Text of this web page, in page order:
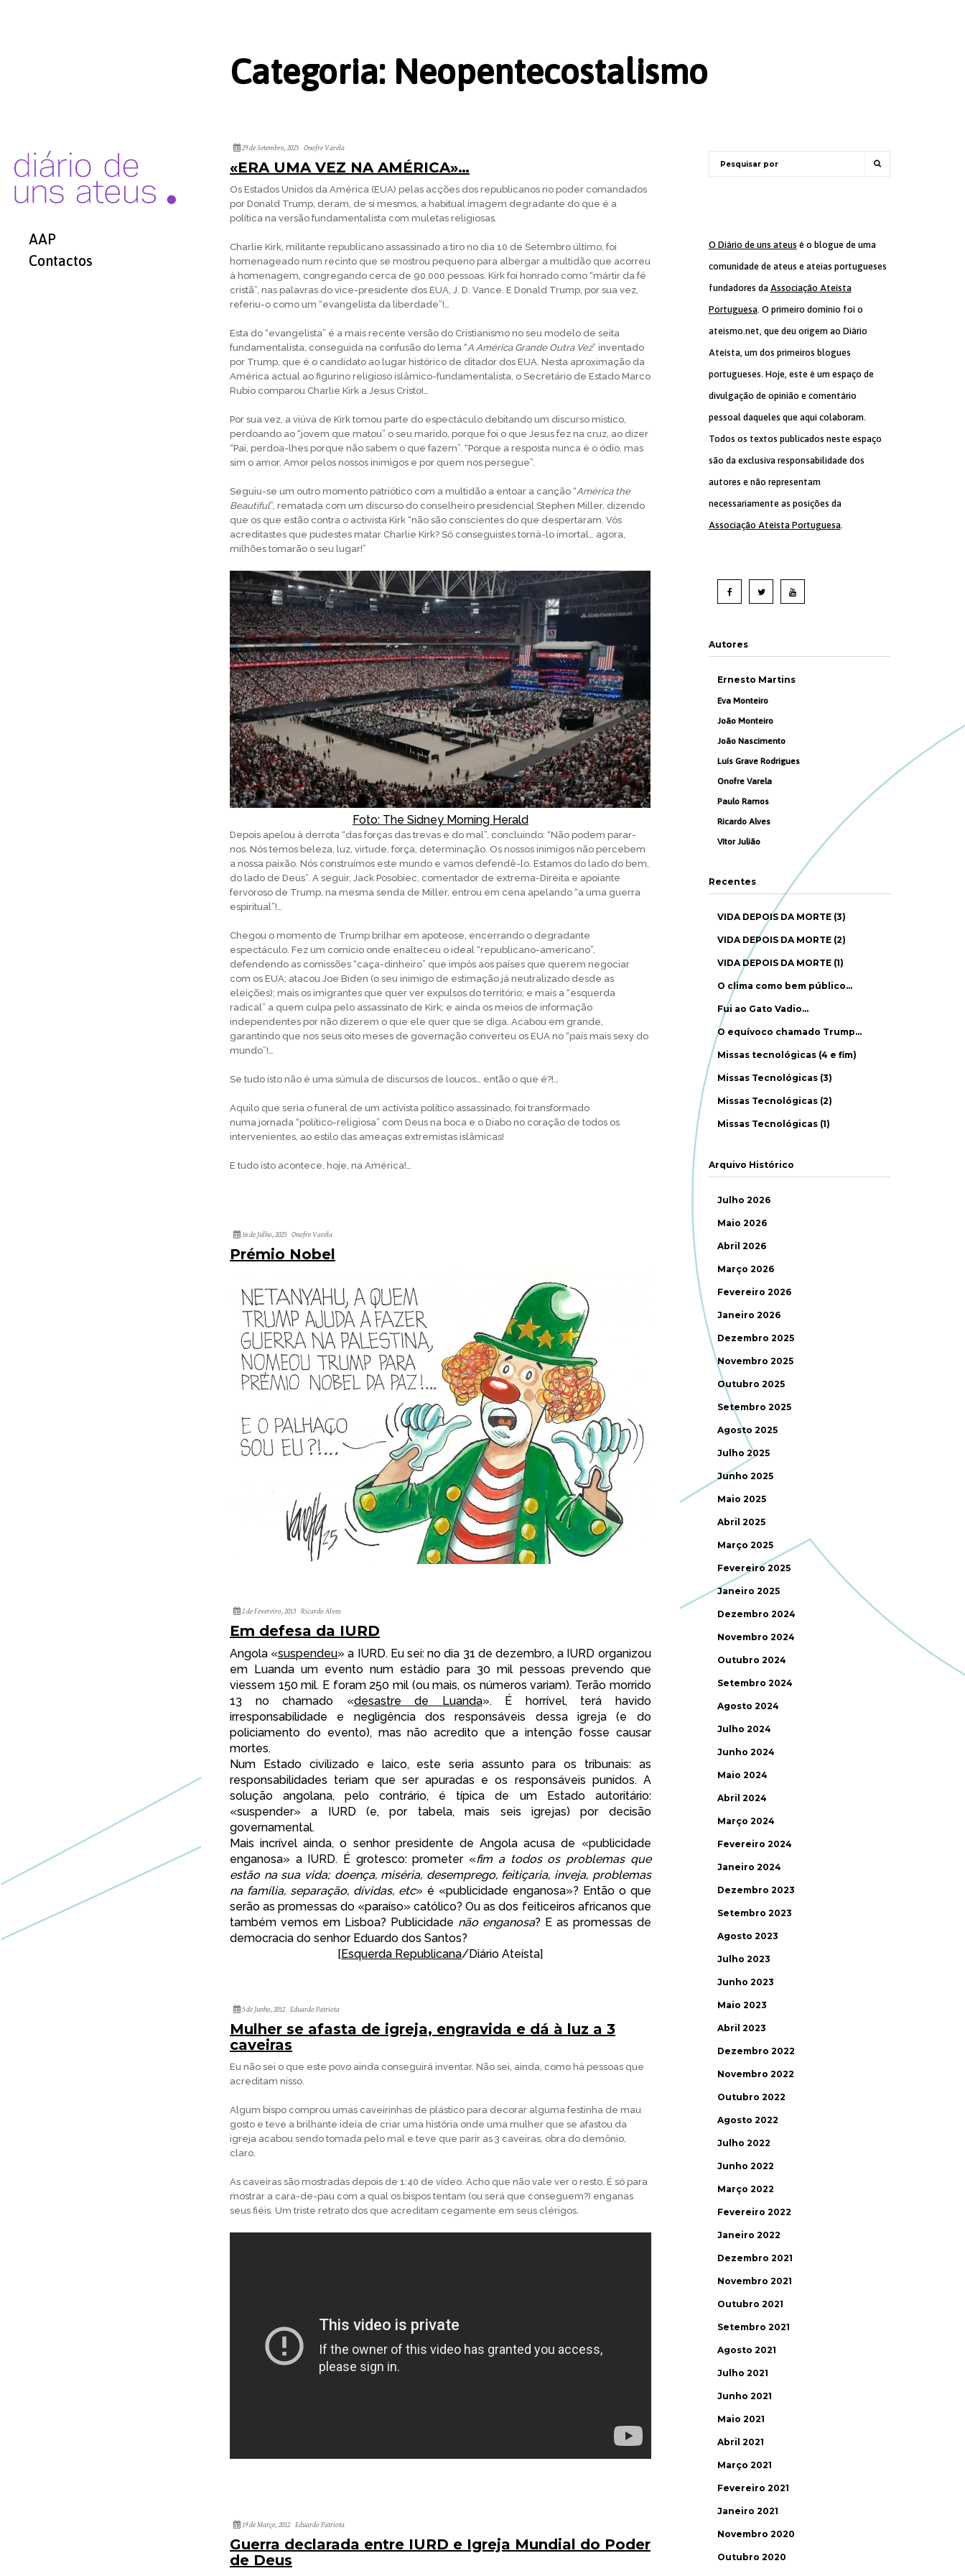
AAP
Contactos
Categoria: Neopentecostalismo
29 de Setembro, 2025 Onofre Varela
«ERA UMA VEZ NA AMÉRICA»…
Os Estados Unidos da América (EUA) pelas acções dos republicanos no poder comandados
por Donald Trump, deram, de si mesmos, a habitual imagem degradante do que é a
política na versão fundamentalista com muletas religiosas.
Charlie Kirk, militante republicano assassinado a tiro no dia 10 de Setembro último, foi
homenageado num recinto que se mostrou pequeno para albergar a multidão que acorreu
à homenagem, congregando cerca de 90.000 pessoas. Kirk foi honrado como “mártir da fé
cristã”, nas palavras do vice-presidente dos EUA, J. D. Vance. E Donald Trump, por sua vez,
referiu-o como um “evangelista da liberdade”!…
Esta do “evangelista” é a mais recente versão do Cristianismo no seu modelo de seita
fundamentalista, conseguida na confusão do lema “A América Grande Outra Vez” inventado
por Trump, que é o candidato ao lugar histórico de ditador dos EUA. Nesta aproximação da
América actual ao figurino religioso islâmico-fundamentalista, o Secretário de Estado Marco
Rubio comparou Charlie Kirk a Jesus Cristo!…
Por sua vez, a viúva de Kirk tomou parte do espectáculo debitando um discurso místico,
perdoando ao “jovem que matou” o seu marido, porque foi o que Jesus fez na cruz, ao dizer
“Pai, perdoa-lhes porque não sabem o que fazem”. “Porque a resposta nunca é o ódio, mas
sim o amor. Amor pelos nossos inimigos e por quem nos persegue”.
Seguiu-se um outro momento patriótico com a multidão a entoar a canção “América the
Beautiful”, rematada com um discurso do conselheiro presidencial Stephen Miller, dizendo
que os que estão contra o activista Kirk “não são conscientes do que despertaram. Vós
acreditastes que pudestes matar Charlie Kirk? Só conseguistes torná-lo imortal… agora,
milhões tomarão o seu lugar!”
Foto: The Sidney Morning Herald
Depois apelou à derrota “das forças das trevas e do mal”, concluindo: “Não podem parar-
nos. Nós temos beleza, luz, virtude, força, determinação. Os nossos inimigos não percebem
a nossa paixão. Nós construímos este mundo e vamos defendê-lo. Estamos do lado do bem,
do lado de Deus”. A seguir, Jack Posobiec, comentador de extrema-Direita e apoiante
fervoroso de Trump, na mesma senda de Miller, entrou em cena apelando “a uma guerra
espiritual”!…
Chegou o momento de Trump brilhar em apoteose, encerrando o degradante
espectáculo. Fez um comício onde enalteceu o ideal “republicano-americano”,
defendendo as comissões “caça-dinheiro” que impôs aos países que querem negociar
com os EUA; atacou Joe Biden (o seu inimigo de estimação já neutralizado desde as
eleições); mais os imigrantes que quer ver expulsos do território; e mais a “esquerda
radical” a quem culpa pelo assassinato de Kirk; e ainda os meios de informação
independentes por não dizerem o que ele quer que se diga. Acabou em grande,
garantindo que nos seus oito meses de governação converteu os EUA no “país mais sexy do
mundo”!…
Se tudo isto não é uma súmula de discursos de loucos… então o que é?!…
Aquilo que seria o funeral de um activista político assassinado, foi transformado
numa jornada “político-religiosa” com Deus na boca e o Diabo no coração de todos os
intervenientes, ao estilo das ameaças extremistas islâmicas!
E tudo isto acontece, hoje, na América!…
16 de Julho, 2025 Onofre Varela
Prémio Nobel
2 de Fevereiro, 2013 Ricardo Alves
Em defesa da IURD
Angola «suspendeu» a IURD. Eu sei: no dia 31 de dezembro, a IURD organizou
em Luanda um evento num estádio para 30 mil pessoas prevendo que
viessem 150 mil. E foram 250 mil (ou mais, os números variam). Terão morrido
13 no chamado «desastre de Luanda». É horrível, terá havido
irresponsabilidade e negligência dos responsáveis dessa igreja (e do
policiamento do evento), mas não acredito que a intenção fosse causar
mortes.
Num Estado civilizado e laico, este seria assunto para os tribunais: as
responsabilidades teriam que ser apuradas e os responsáveis punidos. A
solução angolana, pelo contrário, é típica de um Estado autoritário:
«suspender» a IURD (e, por tabela, mais seis igrejas) por decisão
governamental.
Mais incrível ainda, o senhor presidente de Angola acusa de «publicidade
enganosa» a IURD. É grotesco: prometer «fim a todos os problemas que
estão na sua vida; doença, miséria, desemprego, feitiçaria, inveja, problemas
na família, separação, dívidas, etc» é «publicidade enganosa»? Então o que
serão as promessas do «paraíso» católico? Ou as dos feiticeiros africanos que
também vemos em Lisboa? Publicidade não enganosa? E as promessas de
democracia do senhor Eduardo dos Santos?
[ Esquerda Republicana/Diário Ateísta]
5 de Junho, 2012 Eduardo Patriota
Mulher se afasta de igreja, engravida e dá à luz a 3
caveiras
Eu não sei o que este povo ainda conseguirá inventar. Não sei, ainda, como há pessoas que
acreditam nisso.
Algum bispo comprou umas caveirinhas de plástico para decorar alguma festinha de mau
gosto e teve a brilhante ideia de criar uma história onde uma mulher que se afastou da
igreja acabou sendo tomada pelo mal e teve que parir as 3 caveiras, obra do demônio,
claro.
As caveiras são mostradas depois de 1:40 de vídeo. Acho que não vale ver o resto. É só para
mostrar a cara-de-pau com a qual os bispos tentam (ou será que conseguem?) enganas
seus fiéis. Um triste retrato dos que acreditam cegamente em seus clérigos.
19 de Março, 2012 Eduardo Patriota
Guerra declarada entre IURD e Igreja Mundial do Poder
de Deus
O Diário de uns ateus é o blogue de uma
comunidade de ateus e ateias portugueses
fundadores da Associação Ateísta
Portuguesa. O primeiro domínio foi o
ateismo.net, que deu origem ao Diário
Ateísta, um dos primeiros blogues
portugueses. Hoje, este é um espaço de
divulgação de opinião e comentário
pessoal daqueles que aqui colaboram.
Todos os textos publicados neste espaço
são da exclusiva responsabilidade dos
autores e não representam
necessariamente as posições da
Associação Ateísta Portuguesa.
Autores
Ernesto Martins
Eva Monteiro
João Monteiro
João Nascimento
Luís Grave Rodrigues
Onofre Varela
Paulo Ramos
Ricardo Alves
Vítor Julião
Recentes
VIDA DEPOIS DA MORTE (3)
VIDA DEPOIS DA MORTE (2)
VIDA DEPOIS DA MORTE (1)
O clima como bem público…
Fui ao Gato Vadio…
O equívoco chamado Trump…
Missas tecnológicas (4 e fim)
Missas Tecnológicas (3)
Missas Tecnológicas (2)
Missas Tecnológicas (1)
Arquivo Histórico
Julho 2026
Maio 2026
Abril 2026
Março 2026
Fevereiro 2026
Janeiro 2026
Dezembro 2025
Novembro 2025
Outubro 2025
Setembro 2025
Agosto 2025
Julho 2025
Junho 2025
Maio 2025
Abril 2025
Março 2025
Fevereiro 2025
Janeiro 2025
Dezembro 2024
Novembro 2024
Outubro 2024
Setembro 2024
Agosto 2024
Julho 2024
Junho 2024
Maio 2024
Abril 2024
Março 2024
Fevereiro 2024
Janeiro 2024
Dezembro 2023
Setembro 2023
Agosto 2023
Julho 2023
Junho 2023
Maio 2023
Abril 2023
Dezembro 2022
Novembro 2022
Outubro 2022
Agosto 2022
Julho 2022
Junho 2022
Março 2022
Fevereiro 2022
Janeiro 2022
Dezembro 2021
Novembro 2021
Outubro 2021
Setembro 2021
Agosto 2021
Julho 2021
Junho 2021
Maio 2021
Abril 2021
Março 2021
Fevereiro 2021
Janeiro 2021
Novembro 2020
Outubro 2020